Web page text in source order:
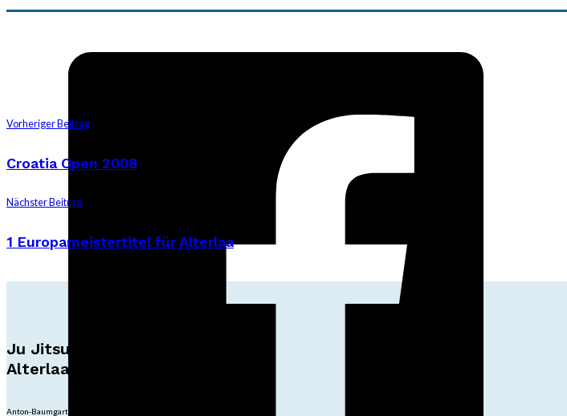
Vorheriger Beitrag
Croatia Open 2008
Nächster Beitrag
1 Europameistertitel für Alterlaa
Ju Jitsu Ryu Tsunami
Alterlaa
Anton-Baumgartner-Str. 44/B8/01, 1230 Wien